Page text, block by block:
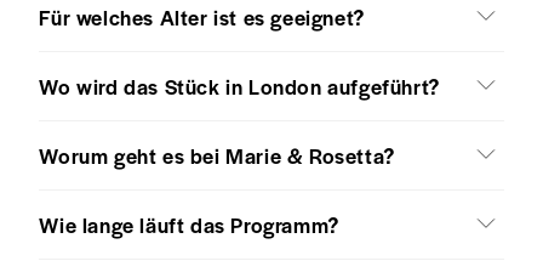
Für welches Alter ist es geeignet?
Wo wird das Stück in London aufgeführt?
Worum geht es bei Marie & Rosetta?
Wie lange läuft das Programm?